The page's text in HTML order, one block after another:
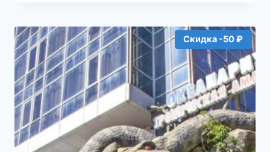
Скидка -50 ₽